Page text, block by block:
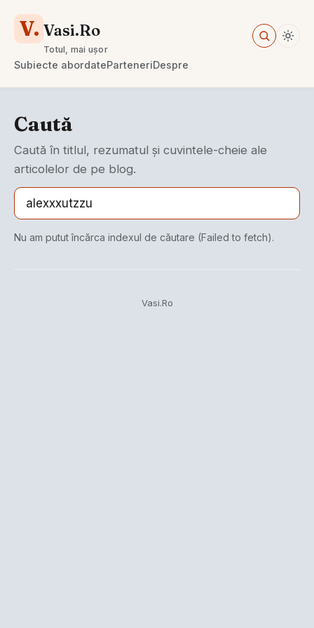
V. Vasi.Ro
Totul, mai ușor
Subiecte abordateParteneriDespre
Caută
Caută în titlul, rezumatul și cuvintele-cheie ale
articolelor de pe blog.
Nu am putut încărca indexul de căutare (Failed to fetch).
Vasi.Ro